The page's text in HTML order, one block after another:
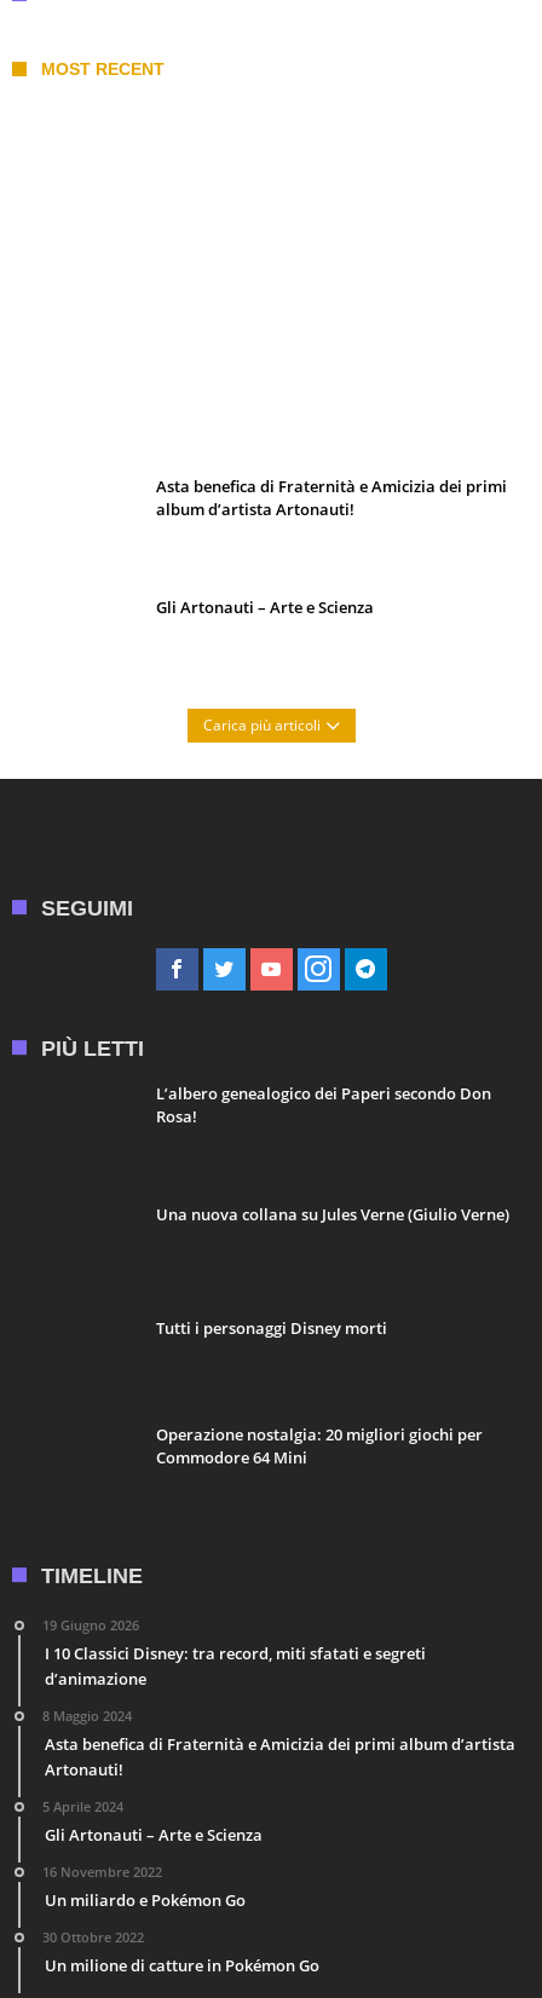
MOST RECENT
Asta benefica di Fraternità e Amicizia dei primi
album d’artista Artonauti!
Gli Artonauti – Arte e Scienza
Carica più articoli
SEGUIMI
PIÙ LETTI
L’albero genealogico dei Paperi secondo Don
Rosa!
Una nuova collana su Jules Verne (Giulio Verne)
Tutti i personaggi Disney morti
Operazione nostalgia: 20 migliori giochi per
Commodore 64 Mini
TIMELINE
19 Giugno 2026
I 10 Classici Disney: tra record, miti sfatati e segreti
d’animazione
8 Maggio 2024
Asta benefica di Fraternità e Amicizia dei primi album d’artista
Artonauti!
5 Aprile 2024
Gli Artonauti – Arte e Scienza
16 Novembre 2022
Un miliardo e Pokémon Go
30 Ottobre 2022
Un milione di catture in Pokémon Go